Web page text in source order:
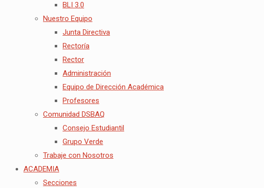
BLI 3.0
Nuestro Equipo
Junta Directiva
Rectoría
Rector
Administración
Equipo de Dirección Académica
Profesores
Comunidad DSBAQ
Consejo Estudiantil
Grupo Verde
Trabaje con Nosotros
ACADEMIA
Secciones